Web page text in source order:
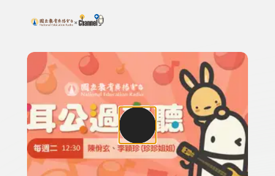
上方功能區塊
搜尋關鍵字：可輸入節目名稱、主持人或關鍵字